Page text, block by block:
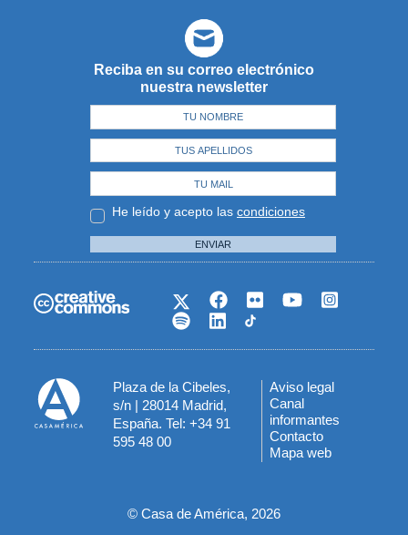
Reciba en su correo electrónico
nuestra newsletter
He leído y acepto las condiciones
ENVIAR
Plaza de la Cibeles,
s/n | 28014 Madrid,
España. Tel: +34 91
595 48 00
Menú
del
pie
Aviso legal
Canal
informantes
Contacto
Mapa web
© Casa de América, 2026